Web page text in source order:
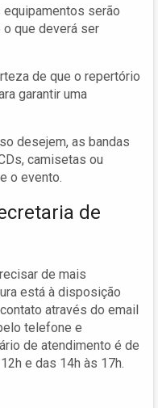
serão
que deverá ser
de que o repertório
garantir uma
desejem, as bandas
camisetas ou
o evento.
de
de mais
está à disposição
através do email
telefone e
de atendimento é de
e das 14h às 17h.